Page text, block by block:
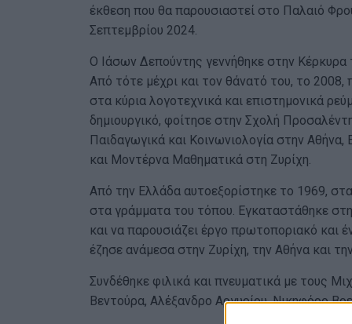
έκθεση που θα παρουσιαστεί στο Παλαιό
Σεπτεμβρίου 2024.
Ο Ιάσων Δεπούντης γεννήθηκε στην
Από τότε μέχρι και τον θάνατό του, το
στα κύρια λογοτεχνικά και επιστημονικά
δημιουργικό, φοίτησε στην Σχολή
Παιδαγωγικά και Κοινωνιολογία στην
και Μοντέρνα Μαθηματικά στη Ζυρίχη.
Από την Ελλάδα αυτοεξορίστηκε το 1969,
στα γράμματα του τόπου. Εγκαταστάθηκε
και να παρουσιάζει έργο πρωτοποριακό και
έζησε ανάμεσα στην Ζυρίχη, την Αθήνα και
Συνδέθηκε φιλικά και πνευματικά με τους
Βεντούρα, Αλέξανδρο Αργυρίου, Νικηφόρο